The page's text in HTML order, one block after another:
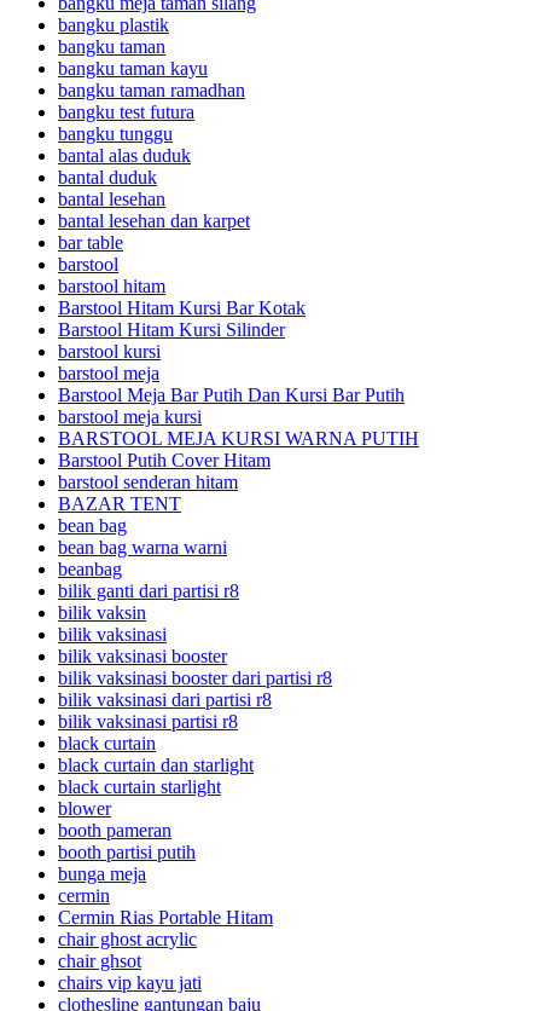
bangku plastik
bangku taman
bangku taman kayu
bangku taman ramadhan
bangku test futura
bangku tunggu
bantal alas duduk
bantal duduk
bantal lesehan
bantal lesehan dan karpet
bar table
barstool
barstool hitam
Barstool Hitam Kursi Bar Kotak
Barstool Hitam Kursi Silinder
barstool kursi
barstool meja
Barstool Meja Bar Putih Dan Kursi Bar Putih
barstool meja kursi
BARSTOOL MEJA KURSI WARNA PUTIH
Barstool Putih Cover Hitam
barstool senderan hitam
BAZAR TENT
bean bag
bean bag warna warni
beanbag
bilik ganti dari partisi r8
bilik vaksin
bilik vaksinasi
bilik vaksinasi booster
bilik vaksinasi booster dari partisi r8
bilik vaksinasi dari partisi r8
bilik vaksinasi partisi r8
black curtain
black curtain dan starlight
black curtain starlight
blower
booth pameran
booth partisi putih
bunga meja
cermin
Cermin Rias Portable Hitam
chair ghost acrylic
chair ghsot
chairs vip kayu jati
clothesline gantungan baju